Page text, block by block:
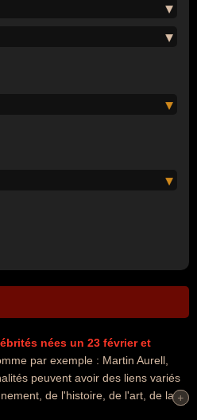
nées un 23 févrieret
par exemple : Martin Aurell,
peuvent avoir des liens variés
de l'histoire, de l'art, de la +
+